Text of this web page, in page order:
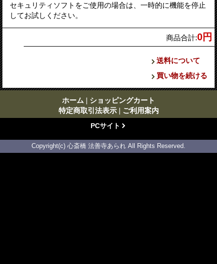
セキュリティソフトをご使用の場合は、一時的に機能を停止
してお試しください。
商品合計:0円
送料について
買い物を続ける
ホーム | ショッピングカート
特定商取引法表示 | ご利用案内
PCサイト
Copyright(c) 心斎橋 法善寺あられ All Rights Reserved.